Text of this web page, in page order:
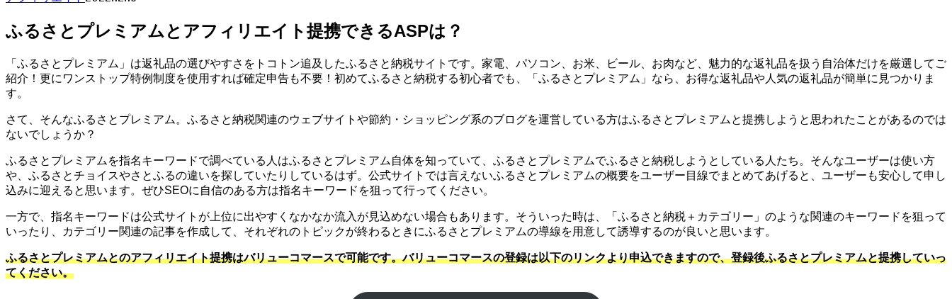
ふるさとプレミアムとアフィリエイト提携できるASPは？
「ふるさとプレミアム」は返礼品の選びやすさをトコトン追及したふるさと納税サイトです。家電、パソコン、お米、ビール、お肉など、魅力的な返礼品を扱う自治体だけを厳選してご
紹介！更にワンストップ特例制度を使用すれば確定申告も不要！初めてふるさと納税する初心者でも、「ふるさとプレミアム」なら、お得な返礼品や人気の返礼品が簡単に見つかりま
す。
さて、そんなふるさとプレミアム。ふるさと納税関連のウェブサイトや節約・ショッピング系のブログを運営している方はふるさとプレミアムと提携しようと思われたことがあるのでは
ないでしょうか？
ふるさとプレミアムを指名キーワードで調べている人はふるさとプレミアム自体を知っていて、ふるさとプレミアムでふるさと納税しようとしている人たち。そんなユーザーは使い方
や、ふるさとチョイスやさとふるの違いを探していたりしているはず。公式サイトでは言えないふるさとプレミアムの概要をユーザー目線でまとめてあげると、ユーザーも安心して申し
込みに迎えると思います。ぜひSEOに自信のある方は指名キーワードを狙って行ってください。
一方で、指名キーワードは公式サイトが上位に出やすくなかなか流入が見込めない場合もあります。そういった時は、「ふるさと納税＋カテゴリー」のような関連のキーワードを狙って
いったり、カテゴリー関連の記事を作成して、それぞれのトピックが終わるときにふるさとプレミアムの導線を用意して誘導するのが良いと思います。
ふるさとプレミアムとのアフィリエイト提携はバリューコマースで可能です。バリューコマースの登録は以下のリンクより申込できますので、登録後ふるさとプレミアムと提携していっ
てください。